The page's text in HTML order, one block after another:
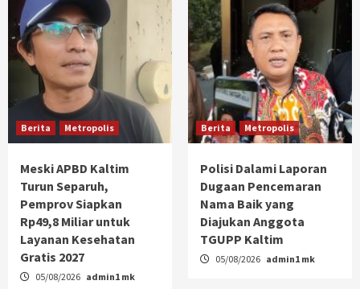
Berita Metropolis
Meski APBD Kaltim
Turun Separuh,
Pemprov Siapkan
Rp49,8 Miliar untuk
Layanan Kesehatan
Gratis 2027
05/08/2026 admin1 mk
Berita Metropolis
Polisi Dalami Laporan
Dugaan Pencemaran
Nama Baik yang
Diajukan Anggota
TGUPP Kaltim
05/08/2026 admin1 mk